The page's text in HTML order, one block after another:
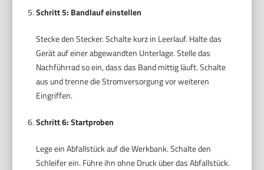
Schritt 5: Bandlauf einstellen
Stecke den Stecker. Schalte kurz in Leerlauf. Halte das
Gerät auf einer abgewandten Unterlage. Stelle das
Nachführrad so ein, dass das Band mittig läuft. Schalte
aus und trenne die Stromversorgung vor weiteren
Eingriffen.
Schritt 6: Startproben
Lege ein Abfallstück auf die Werkbank. Schalte den
Schleifer ein. Führe ihn ohne Druck über das Abfallstück.